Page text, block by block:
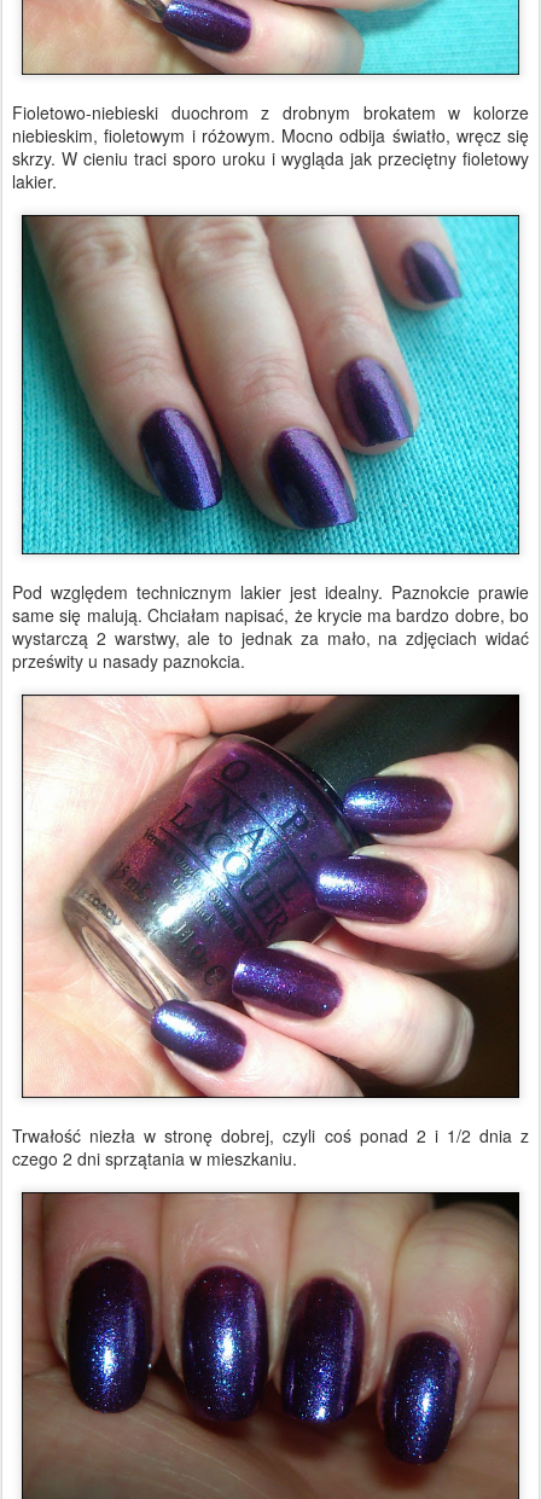
Fioletowo-niebieski duochrom z drobnym brokatem w kolorze
niebieskim, fioletowym i różowym. Mocno odbija światło, wręcz się
skrzy. W cieniu traci sporo uroku i wygląda jak przeciętny fioletowy
lakier.
Pod względem technicznym lakier jest idealny. Paznokcie prawie
same się malują. Chciałam napisać, że krycie ma bardzo dobre, bo
wystarczą 2 warstwy, ale to jednak za mało, na zdjęciach widać
prześwity u nasady paznokcia.
Trwałość niezła w stronę dobrej, czyli coś ponad 2 i 1/2 dnia z
czego 2 dni sprzątania w mieszkaniu.